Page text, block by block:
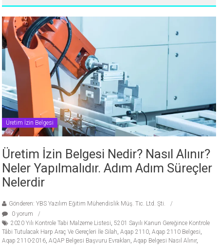
Üretim İzin Belgesi
Üretim İzin Belgesi Nedir? Nasıl Alınır?
Neler Yapılmalıdır. Adım Adım Süreçler
Nelerdir
Gönderen: YBS Yazılım Eğitim Mühendislik Müş. Tic. Ltd. Şti.
0 yorum
2020 Yılı Kontrole Tabi Malzeme Listesi 5201 Sayılı Kanun Gereğince Kontrole
Tâbi Tutulacak Harp Araç Ve Gereçleri İle Silah ,Aqap 2110 ,Aqap 2110 Belgesi
Aqap 2110-2016 ,AQAP Belgesi Başvuru Evrakları ,Aqap Belgesi Nasıl Alınır,